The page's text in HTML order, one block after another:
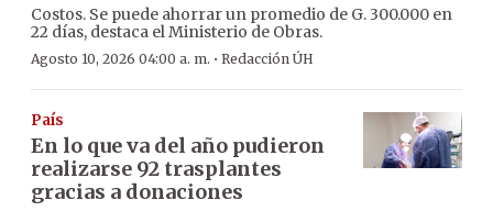
Costos. Se puede ahorrar un promedio de G. 300.000 en
22 días, destaca el Ministerio de Obras.
Agosto 10, 2026 04:00 a. m. · Redacción ÚH
País
En lo que va del año pudieron
realizarse 92 trasplantes
gracias a donaciones